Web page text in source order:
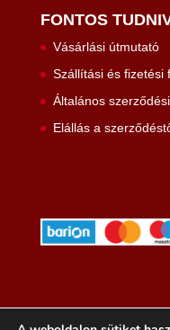
FONTOS
Vásárlási útmutató
Szállítási és fizetési
Általános
Elállás a